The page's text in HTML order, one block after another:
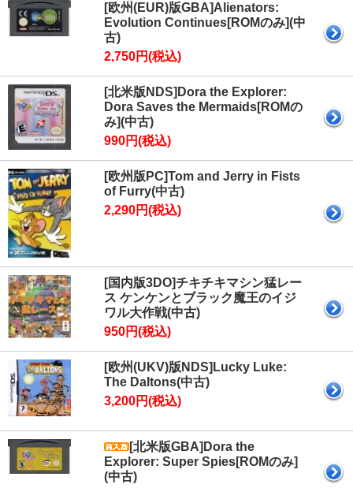
[欧州(EUR)版GBA]Alienators:
Evolution Continues[ROMのみ](中
古)
2,750円(税込)
[北米版NDS]Dora the Explorer:
Dora Saves the Mermaids[ROMの
み](中古)
990円(税込)
[欧州版PC]Tom and Jerry in Fists
of Furry(中古)
2,290円(税込)
[国内版3DO]チキチキマシン猛レー
ス ケンケンとブラック魔王のイジ
ワル大作戦(中古)
950円(税込)
[欧州(UKV)版NDS]Lucky Luke:
The Daltons(中古)
3,200円(税込)
[北米版GBA]Dora the
Explorer: Super Spies[ROMのみ]
(中古)